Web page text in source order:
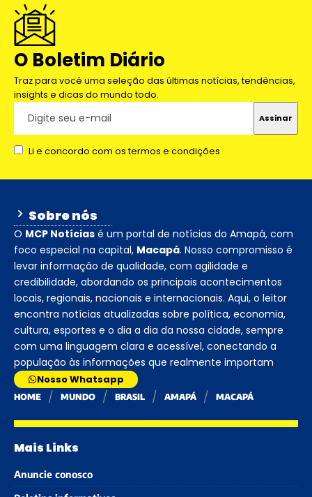
O Boletim Diário
Traz para você uma seleção das últimas notícias, tendências,
insights e dicas do mundo todo.
Li e concordo com os termos e condições
Sobre nós
O MCP Notícias é um portal de notícias do Amapá, com
foco especial na capital, Macapá. Nosso compromisso é
levar informação de qualidade, com agilidade e
credibilidade, abordando os principais acontecimentos
locais, regionais, nacionais e internacionais. Aqui, o leitor
encontra notícias atualizadas sobre política, economia,
cultura, esportes e o dia a dia da nossa cidade, sempre
com uma linguagem clara e acessível, conectando a
população às informações que realmente importam
Nosso Whatsapp
HOME MUNDO BRASIL AMAPÁ MACAPÁ
Mais Links
Anuncie conosco